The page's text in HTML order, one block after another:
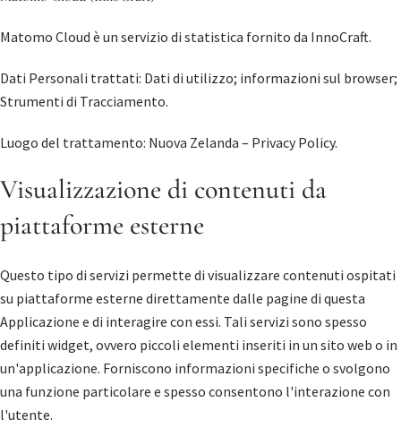
Matomo Cloud è un servizio di statistica fornito da InnoCraft.
Dati Personali trattati: Dati di utilizzo; informazioni sul browser;
Strumenti di Tracciamento.
Luogo del trattamento: Nuova Zelanda – Privacy Policy.
Visualizzazione di contenuti da
piattaforme esterne
Questo tipo di servizi permette di visualizzare contenuti ospitati
su piattaforme esterne direttamente dalle pagine di questa
Applicazione e di interagire con essi. Tali servizi sono spesso
definiti widget, ovvero piccoli elementi inseriti in un sito web o in
un'applicazione. Forniscono informazioni specifiche o svolgono
una funzione particolare e spesso consentono l'interazione con
l'utente.